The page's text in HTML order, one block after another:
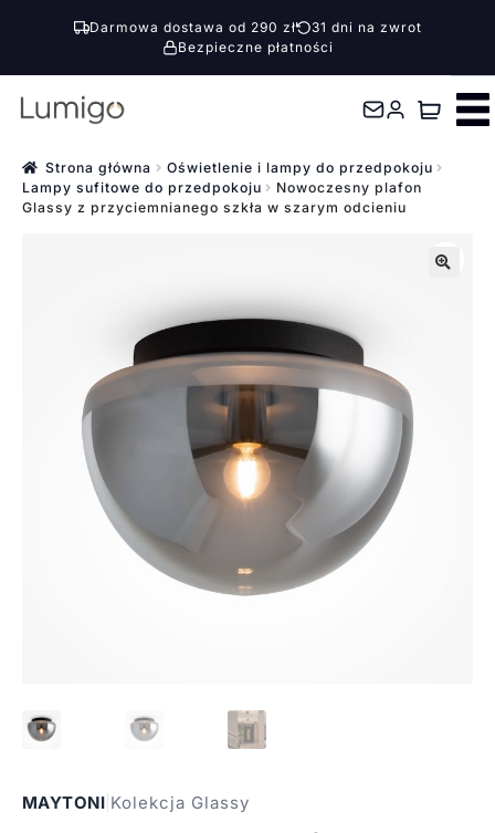
Darmowa dostawa od 290 zł
31 dni na zwrot
Bezpieczne płatności
Przejdź
nawigacji
Przejdź
treści Strona główna
Oświetlenie i lampy do przedpokoju
Lampy sufitowe do przedpokoju
Nowoczesny plafon
Glassy z przyciemnianego szkła w szarym odcieniu
MAYTONI Kolekcja Glassy